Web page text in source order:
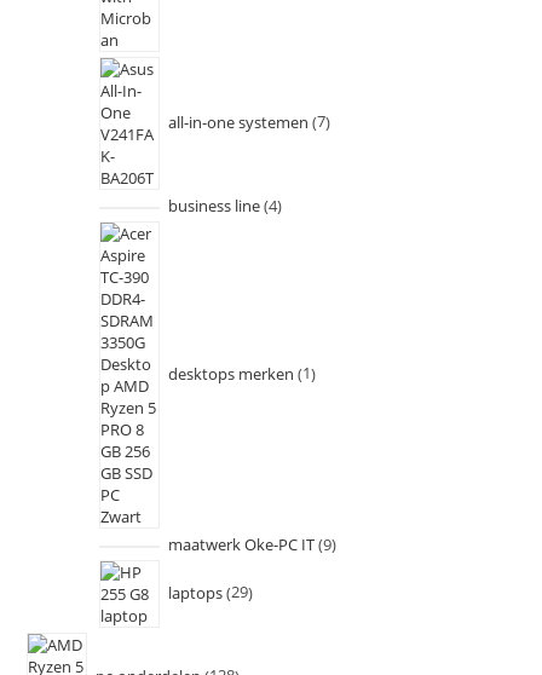
all-in-one systemen 7
business line 4
desktops merken 1
maatwerk Oke-PC IT 9
laptops 29